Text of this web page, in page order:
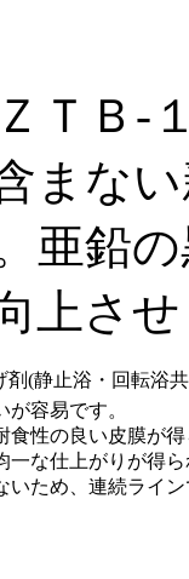
ＴＢ-
まな
亜鉛
上さ
剤(静止浴・回転浴
容易です。
食性の良い皮膜が
一な仕上がりが得
いため、連続ライ